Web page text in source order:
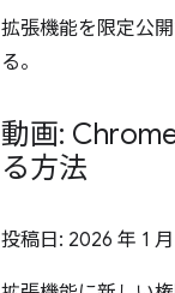
拡張機能を限定公
る。
動画:
る方法
投稿日: 2026 年 1 月